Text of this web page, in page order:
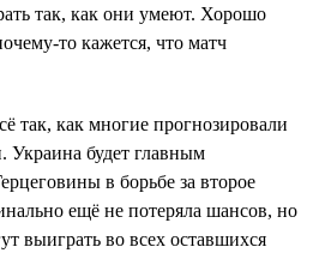
так, как они умеют. Хорошо
то кажется, что матч
так, как многие прогнозировали
Украина будет главным
в борьбе за второе
ещё не потеряла шансов, но
выиграть во всех оставшихся